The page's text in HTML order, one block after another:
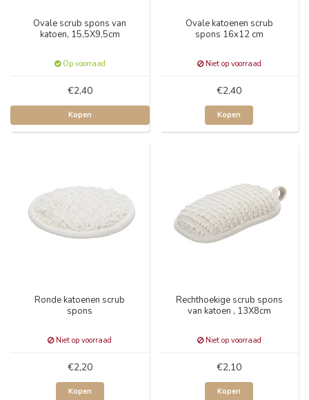
Ovale scrub spons van
katoen, 15,5X9,5cm
Op voorraad
€2,40
Kopen
Ovale katoenen scrub
spons 16x12 cm
Niet op voorraad
€2,40
Kopen
Ronde katoenen scrub
spons
Niet op voorraad
€2,20
Kopen
Rechthoekige scrub spons
van katoen , 13X8cm
Niet op voorraad
€2,10
Kopen